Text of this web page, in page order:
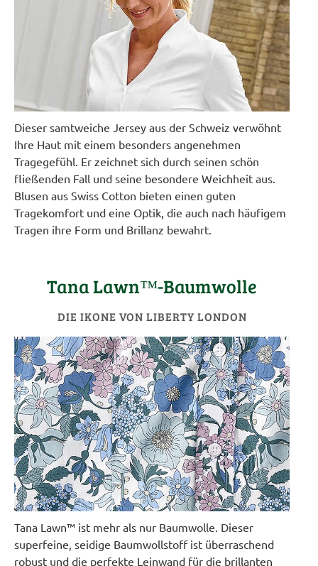
Dieser samtweiche Jersey aus der Schweiz verwöhnt
Ihre Haut mit einem besonders angenehmen
Tragegefühl. Er zeichnet sich durch seinen schön
fließenden Fall und seine besondere Weichheit aus.
Blusen aus Swiss Cotton bieten einen guten
Tragekomfort und eine Optik, die auch nach häufigem
Tragen ihre Form und Brillanz bewahrt.
Tana Lawn™-Baumwolle
DIE IKONE VON LIBERTY LONDON
Tana Lawn™ ist mehr als nur Baumwolle. Dieser
superfeine, seidige Baumwollstoff ist überraschend
robust und die perfekte Leinwand für die brillanten